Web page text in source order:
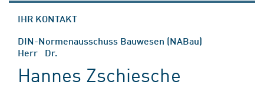
IHR KONTAKT
DIN-Normenausschuss Bauwesen (NABau)
Herr Dr.
Hannes Zschiesche